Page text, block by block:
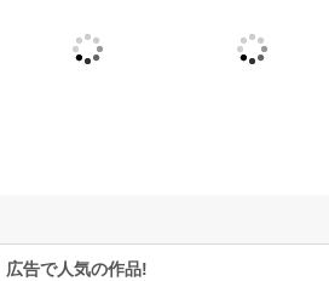
広告で人気の作品!